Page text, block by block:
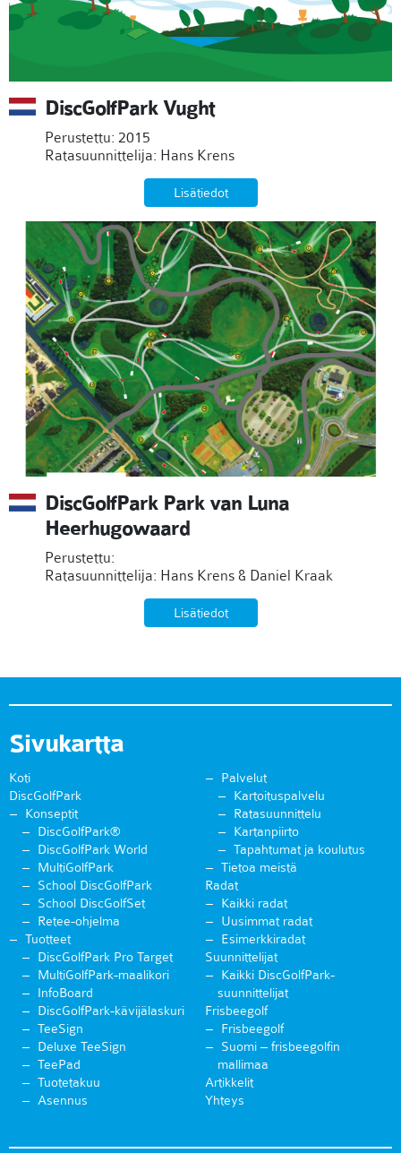
DiscGolfPark Vught
Perustettu: 2015
Ratasuunnittelija: Hans Krens
Lisätiedot
DiscGolfPark Park van Luna
Heerhugowaard
Perustettu:
Ratasuunnittelija: Hans Krens & Daniel Kraak
Lisätiedot
Sivukartta
Koti
DiscGolfPark
Konseptit
DiscGolfPark®
DiscGolfPark World
MultiGolfPark
School DiscGolfPark
School DiscGolfSet
Retee-ohjelma
Tuotteet
DiscGolfPark Pro Target
MultiGolfPark-maalikori
InfoBoard
DiscGolfPark-kävijälaskuri
TeeSign
Deluxe TeeSign
TeePad
Tuotetakuu
Asennus
Palvelut
Kartoituspalvelu
Ratasuunnittelu
Kartanpiirto
Tapahtumat ja koulutus
Tietoa meistä
Radat
Kaikki radat
Uusimmat radat
Esimerkkiradat
Suunnittelijat
Kaikki DiscGolfPark-
suunnittelijat
Frisbeegolf
Frisbeegolf
Suomi – frisbeegolfin
mallimaa
Artikkelit
Yhteys